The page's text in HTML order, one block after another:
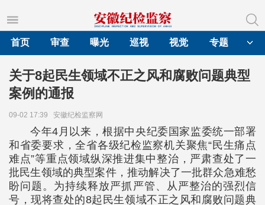
首页
审查 曝光 巡视 视觉 专题
关于8起民生领域不正之风和腐败问题典型
案例的通报
09-02 17:39 安徽纪检监察网
今年4月以来，根据中央纪委国家监委统一部署
和省委要求，全省各级纪检监察机关聚焦“民生痛点
难点”等重点领域纵深推进集中整治，严肃查处了一
批民生领域的典型案件，推动解决了一批群众急难愁
盼问题。为持续释放严抓严管、从严整治的强烈信
号，现将查处的8起民生领域不正之风和腐败问题典